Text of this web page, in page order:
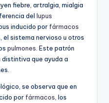
fiebre, artralgia, mialgia
del lupus
inducido por fármacos
, el sistema nervioso u otros
pulmones . Este patrón
que ayuda a
se observa que en
por fármacos , los